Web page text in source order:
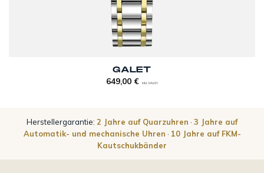
GALET
649,00 € inkl. MwSt
Herstellergarantie: 2 Jahre auf Quarzuhren · 3 Jahre auf
Automatik- und mechanische Uhren · 10 Jahre auf FKM-
Kautschukbänder